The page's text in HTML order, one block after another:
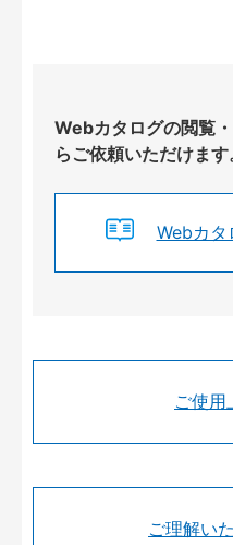
Webカタログの閲覧
らご依頼いただけます
Webカタ
ご使用
ご理解い